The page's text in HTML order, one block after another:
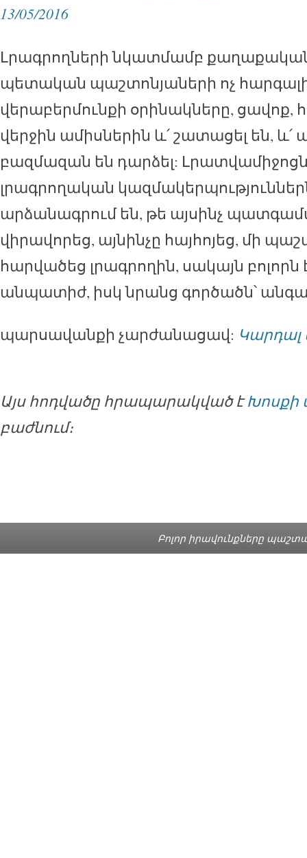
13/05/2016
Լրագրողների նկատմամբ քաղաքական
պետական պաշտոնյաների ոչ
վերաբերմունքի օրինակները,
վերջին ամիսներին և՛ շատացել են, և՛
բազմազան են դարձել:
լրագրողական
արձանագրում են, թե այսինչ
վիրավորեց, այնինչը հայհոյեց, մի
հարվածեց լրագրողին, սակայն բոլորն
անպատիժ, իսկ նրանց գործածն՝
պարսավանքի չարժանացավ: Կարդալ
Այս հոդվածը հրապարակված էԽոսքի
բաժնում։
Բոլոր իրավունքները